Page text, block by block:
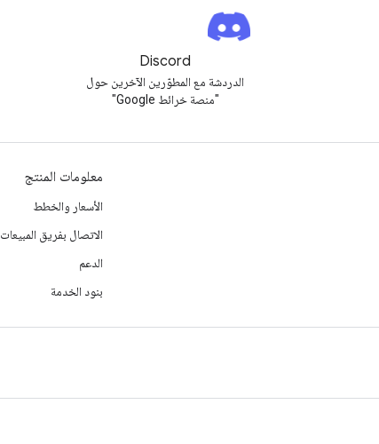
Discord
الدردشة مع المطوّرين الآخرين حول
"منصة خرائط Google"
معلومات المنتج
الأسعار والخطط
الاتصال بفريق المبيعات
الدعم
بنود الخدمة